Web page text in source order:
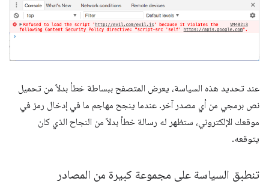
عند تحديد هذه السياسة، يعرض المتصفح ببساطة خطأ بدلاً من تحميل
نص برمجي من أي مصدر آخر. عندما ينجح مهاجم ما في إدخال رمز في
موقعك الإلكتروني، ستظهر له رسالة خطأ بدلاً من النجاح الذي كان
يتوقعه.
تنطبق السياسة على مجموعة كبيرة من المصادر